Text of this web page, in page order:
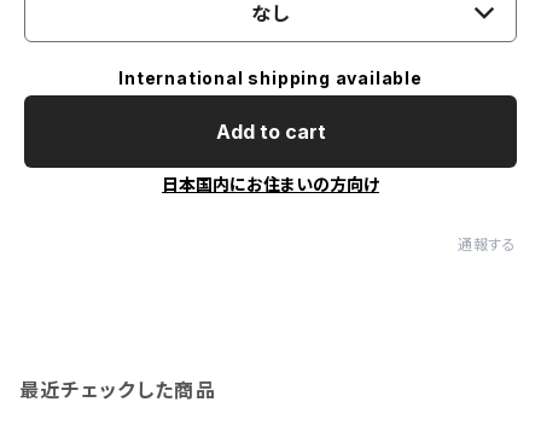
なし
International shipping available
Add to cart
日本国内にお住まいの方向け
通報する
最近チェックした商品